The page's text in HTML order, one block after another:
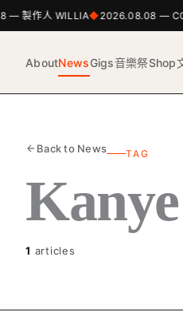
— 製作人 WILLIA 2026.08.08 —
AboutNewsGigs音樂祭Shop
Back to News TAG
1 articles